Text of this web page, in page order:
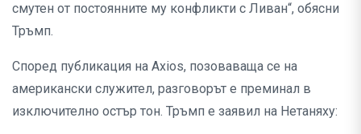
смутен от постоянните му конфликти с Ливан“, обясни
Тръмп.
Според публикация на Axios, позоваваща се на
американски служител, разговорът е преминал в
изключително остър тон. Тръмп е заявил на Нетаняху: